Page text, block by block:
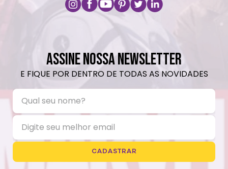
ASSINE NOSSA NEWSLETTER
E FIQUE POR DENTRO DE TODAS AS NOVIDADES
CADASTRAR